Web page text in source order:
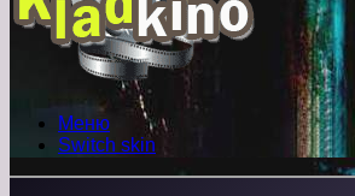
Меню
Switch skin